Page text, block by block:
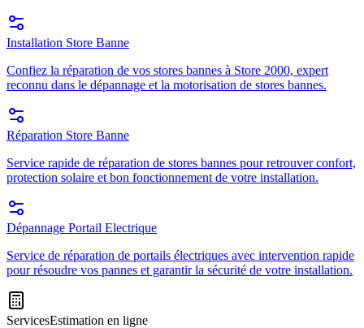
Installation Store Banne
Confiez la réparation de vos stores bannes à Store 2000, expert
reconnu dans le dépannage et la motorisation de stores bannes.
Réparation Store Banne
Service rapide de réparation de stores bannes pour retrouver confort,
protection solaire et bon fonctionnement de votre installation.
Dépannage Portail Electrique
Service de réparation de portails électriques avec intervention rapide
pour résoudre vos pannes et garantir la sécurité de votre installation.
ServicesEstimation en ligne